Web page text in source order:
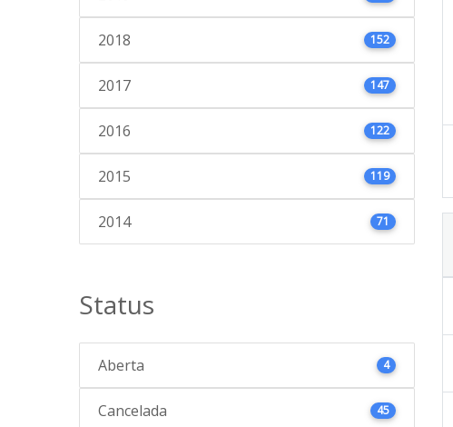
2018 152
2017 147
2016 122
2015 119
2014 71
Status
Aberta 4
Cancelada 45